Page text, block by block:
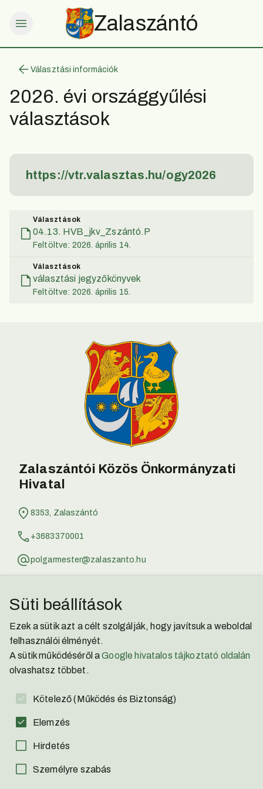
Zalaszántó
Választási információk
2026. évi országgyűlési
választások
https://vtr.valasztas.hu/ogy2026
Választások
04.13. HVB_jkv_Zszántó.P
Feltöltve: 2026. április 14.
Választások
választási jegyzőkönyvek
Feltöltve: 2026. április 15.
Zalaszántói Közös Önkormányzati
Hivatal
8353, Zalaszántó
+3683370001
polgarmester@zalaszanto.hu
Facebook
Süti beállítások
Ezek a sütik azt a célt szolgálják, hogy javítsuk a weboldal
felhasználói élményét.
A sütik működéséről aGoogle hivatalos tájkoztató oldalán
olvashatsz többet.
Kötelező (Működés és Biztonság)
Elemzés
Hirdetés
Személyre szabás